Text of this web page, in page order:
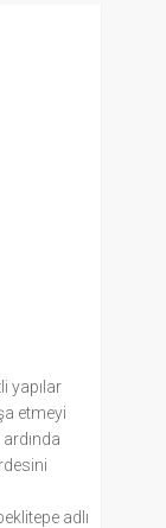
yapılar
etmeyi
adlı